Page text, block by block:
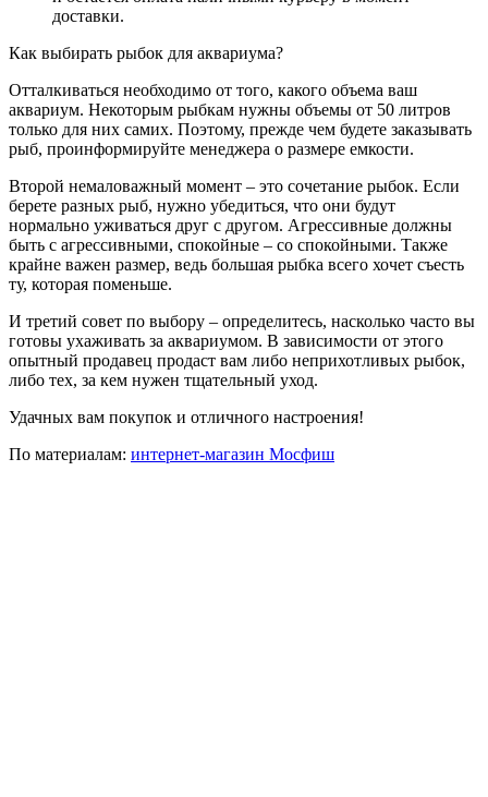
доставки.
Как выбирать рыбок для аквариума?
Отталкиваться необходимо от того, какого объема ваш
аквариум. Некоторым рыбкам нужны объемы от 50 литров
только для них самих. Поэтому, прежде чем будете заказывать
рыб, проинформируйте менеджера о размере емкости.
Второй немаловажный момент – это сочетание рыбок. Если
берете разных рыб, нужно убедиться, что они будут
нормально уживаться друг с другом. Агрессивные должны
быть с агрессивными, спокойные – со спокойными. Также
крайне важен размер, ведь большая рыбка всего хочет съесть
ту, которая поменьше.
И третий совет по выбору – определитесь, насколько часто вы
готовы ухаживать за аквариумом. В зависимости от этого
опытный продавец продаст вам либо неприхотливых рыбок,
либо тех, за кем нужен тщательный уход.
Удачных вам покупок и отличного настроения!
По материалам: интернет-магазин Мосфиш